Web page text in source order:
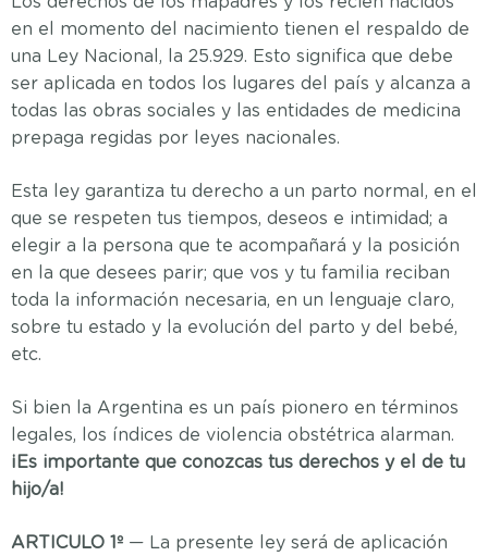
en el momento del nacimiento tienen el respaldo de
una Ley Nacional, la 25.929. Esto significa que debe
ser aplicada en todos los lugares del país y alcanza a
todas las obras sociales y las entidades de medicina
prepaga regidas por leyes nacionales.
Esta ley garantiza tu derecho a un parto normal, en el
que se respeten tus tiempos, deseos e intimidad; a
elegir a la persona que te acompañará y la posición
en la que desees parir; que vos y tu familia reciban
toda la información necesaria, en un lenguaje claro,
sobre tu estado y la evolución del parto y del bebé,
etc.
Si bien la Argentina es un país pionero en términos
legales, los índices de violencia obstétrica alarman.
¡Es importante que conozcas tus derechos y el de tu
hijo/a!
ARTICULO 1º — La presente ley será de aplicación